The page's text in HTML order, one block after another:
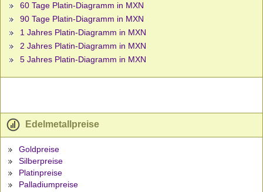
60 Tage Platin-Diagramm in MXN
90 Tage Platin-Diagramm in MXN
1 Jahres Platin-Diagramm in MXN
2 Jahres Platin-Diagramm in MXN
5 Jahres Platin-Diagramm in MXN
Edelmetallpreise
Goldpreise
Silberpreise
Platinpreise
Palladiumpreise